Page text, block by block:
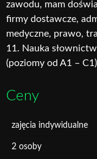
zawodu, mam
firmy dostawcze,
medyczne, prawo,
11. Nauka
(poziomy od A1 – C1)
Ceny
zajęcia indywidualne
2 osoby